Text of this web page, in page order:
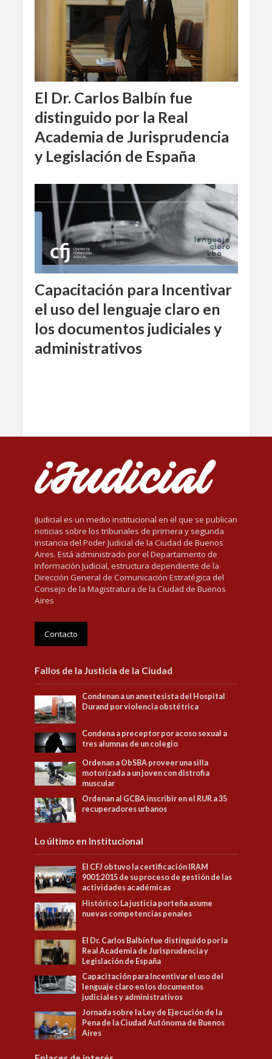
El Dr. Carlos Balbín fue
distinguido por la Real
Academia de Jurisprudencia
y Legislación de España
Capacitación para Incentivar
el uso del lenguaje claro en
los documentos judiciales y
administrativos
iJudicial es un medio institucional en el que se publican
noticias sobre los tribunales de primera y segunda
instancia del Poder Judicial de la Ciudad de Buenos
Aires. Está administrado por el Departamento de
Información Judicial, estructura dependiente de la
Dirección General de Comunicación Estratégica del
Consejo de la Magistratura de la Ciudad de Buenos
Aires
Contacto
Fallos de la Justicia de la Ciudad
Condenan a un anestesista del Hospital
Durand por violencia obstétrica
Condena a preceptor por acoso sexual a
tres alumnas de un colegio
Ordenan a ObSBA proveer una silla
motorizada a un joven con distrofia
muscular
Ordenan al GCBA inscribir en el RUR a 35
recuperadores urbanos
Lo último en Institucional
El CFJ obtuvo la certificación IRAM
9001:2015 de su proceso de gestión de las
actividades académicas
Histórico: La justicia porteña asume
nuevas competencias penales
El Dr. Carlos Balbín fue distinguido por la
Real Academia de Jurisprudencia y
Legislación de España
Capacitación para Incentivar el uso del
lenguaje claro en los documentos
judiciales y administrativos
Jornada sobre la Ley de Ejecución de la
Pena de la Ciudad Autónoma de Buenos
Aires